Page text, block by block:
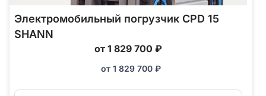
Электромобильный погрузчик CPD 15
SHANN
от 1 829 700 ₽
от 1 829 700 ₽